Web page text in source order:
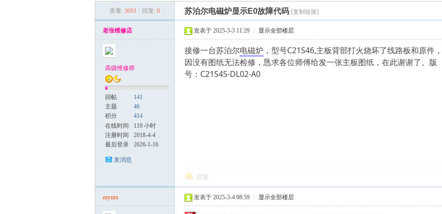
查看: 3693 回复: 8 苏泊尔电磁炉显示E0故障代码 [复制链接]
老张维修店
高级维修师
回帖
141
主题
46
积分
414
在线时间
119 小时
注册时间
2018-4-4
最后登录
2026-1-16
发消息
发表于 2025-3-3 11:29 显示全部楼层
接修一台苏泊尔电磁炉 ，型号C21S46,主板背部打火烧坏了线路板和原件，
因没有图纸无法检修，恳求各位师傅给发一张主板图纸，在此谢谢了。版
号：C21S45-DL02-A0
回复
zzyzzx 发表于 2025-3-4 08:59 显示全部楼层